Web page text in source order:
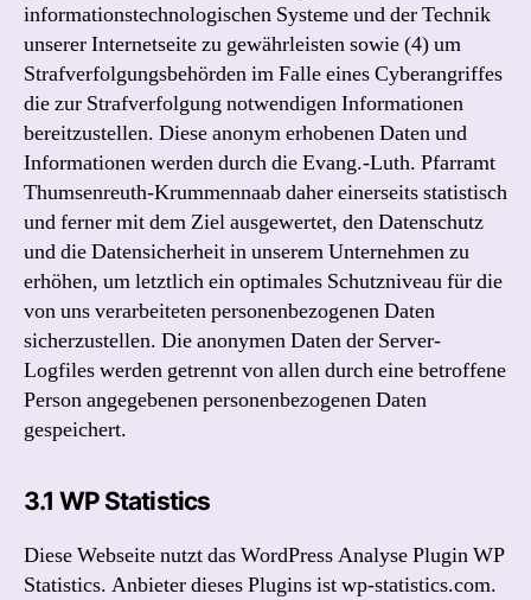
informationstechnologischen Systeme und der Technik
unserer Internetseite zu gewährleisten sowie (4) um
Strafverfolgungsbehörden im Falle eines Cyberangriffes
die zur Strafverfolgung notwendigen Informationen
bereitzustellen. Diese anonym erhobenen Daten und
Informationen werden durch die Evang.-Luth. Pfarramt
Thumsenreuth-Krummennaab daher einerseits statistisch
und ferner mit dem Ziel ausgewertet, den Datenschutz
und die Datensicherheit in unserem Unternehmen zu
erhöhen, um letztlich ein optimales Schutzniveau für die
von uns verarbeiteten personenbezogenen Daten
sicherzustellen. Die anonymen Daten der Server-
Logfiles werden getrennt von allen durch eine betroffene
Person angegebenen personenbezogenen Daten
gespeichert.
3.1 WP Statistics
Diese Webseite nutzt das WordPress Analyse Plugin WP
Statistics. Anbieter dieses Plugins ist wp-statistics.com.